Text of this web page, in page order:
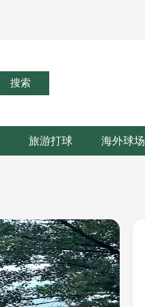
搜索
旅游打球 海外球场